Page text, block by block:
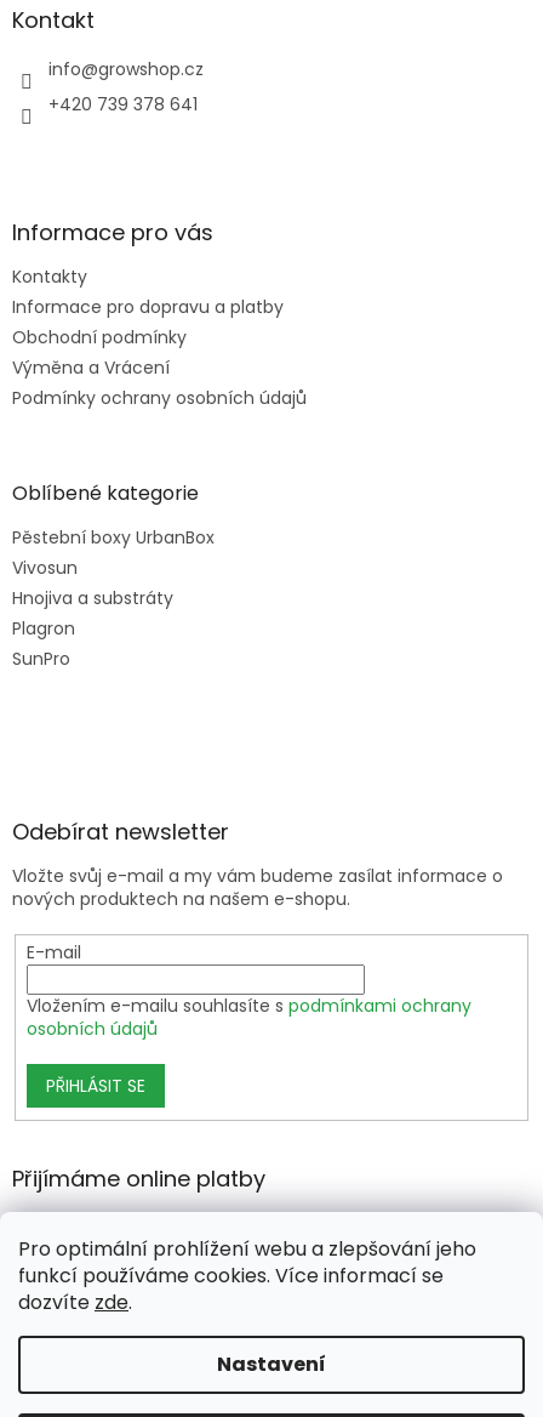
Pro optimální prohlížení webu a zlepšování jeho
funkcí používáme cookies. Více informací se
dozvíte zde.
Nastavení
aKontakt
info@growshop.cz
+420 739 378 641
Informace pro vás
Kontakty
Informace pro dopravu a platby
Obchodní podmínky
Výměna a Vrácení
Podmínky ochrany osobních údajů
Oblíbené kategorie
Pěstební boxy UrbanBox
Vivosun
Hnojiva a substráty
Plagron
SunPro
Odebírat newsletter
Vložte svůj e-mail a my vám budeme zasílat informace o
nových produktech na našem e-shopu.
E-mail
Vložením e-mailu souhlasíte s podmínkami ochrany
osobních údajů
PŘIHLÁSIT SE
Přijímáme online platby
Vytvořil Shoptet Premium